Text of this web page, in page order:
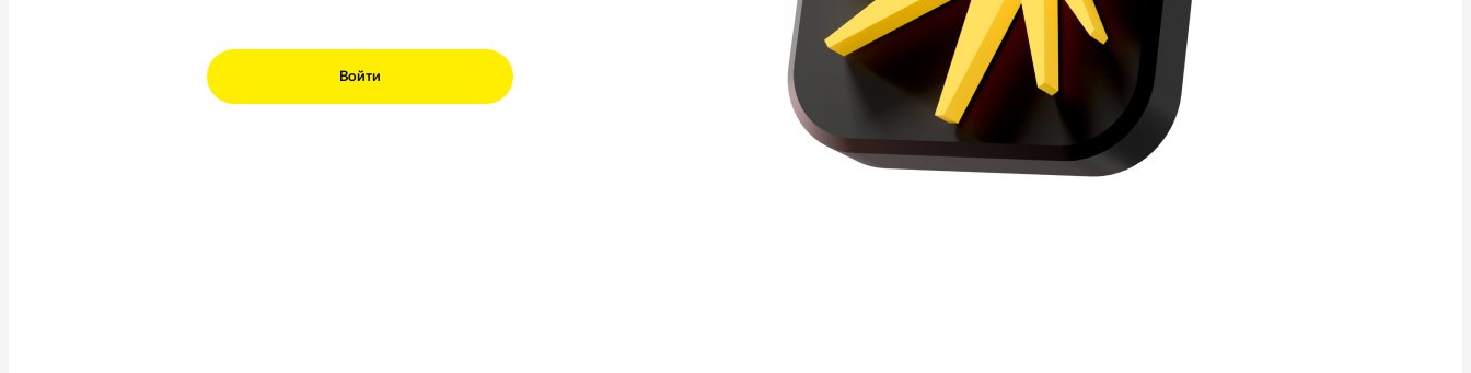
Войти